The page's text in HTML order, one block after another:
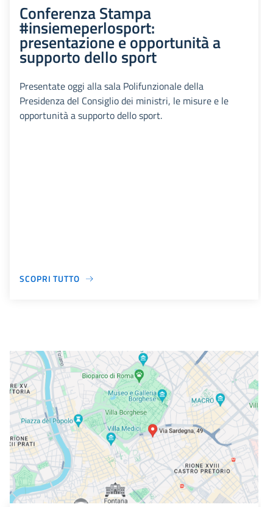
Conferenza Stampa
#insiemeperlosport:
presentazione e opportunità a
supporto dello sport
Presentate oggi alla sala Polifunzionale della
Presidenza del Consiglio dei ministri, le misure e le
opportunità a supporto dello sport.
SCOPRI TUTTO